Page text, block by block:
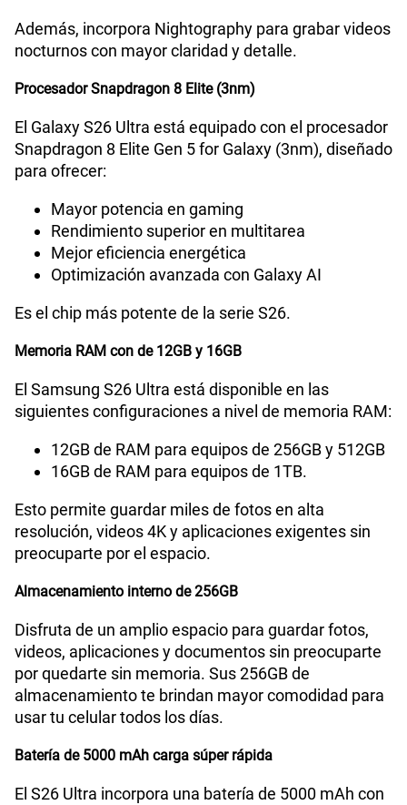
Compatibilidad con eSIM
Además, incorpora Nightography para grabar videos
nocturnos con mayor claridad y detalle.
Procesador Snapdragon 8 Elite (3nm)
El Galaxy S26 Ultra está equipado con el procesador
Snapdragon 8 Elite Gen 5 for Galaxy (3nm), diseñado
para ofrecer:
Mayor potencia en gaming
Rendimiento superior en multitarea
Mejor eficiencia energética
Optimización avanzada con Galaxy AI
Es el chip más potente de la serie S26.
Memoria RAM con de 12GB y 16GB
El Samsung S26 Ultra está disponible en las
siguientes configuraciones a nivel de memoria RAM:
12GB de RAM para equipos de 256GB y 512GB
16GB de RAM para equipos de 1TB.
Esto permite guardar miles de fotos en alta
resolución, videos 4K y aplicaciones exigentes sin
preocuparte por el espacio.
Almacenamiento interno de 256GB
Disfruta de un amplio espacio para guardar fotos,
videos, aplicaciones y documentos sin preocuparte
por quedarte sin memoria. Sus 256GB de
almacenamiento te brindan mayor comodidad para
usar tu celular todos los días.
Batería de 5000 mAh carga súper rápida
El S26 Ultra incorpora una batería de 5000 mAh con